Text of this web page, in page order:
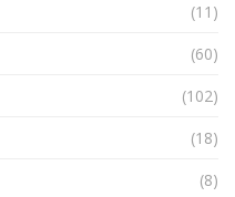
(11)
(60)
(102)
(18)
(8)